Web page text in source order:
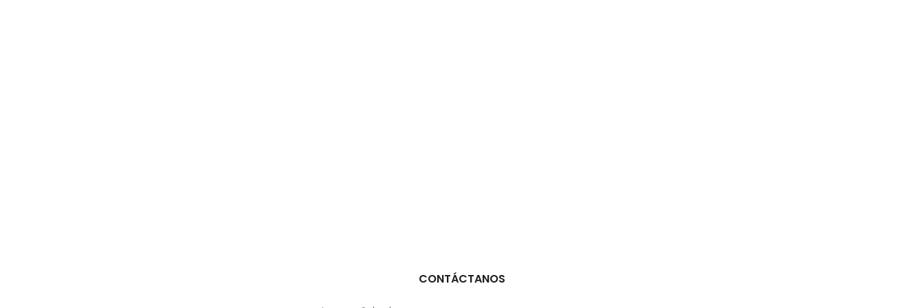
CONTÁCTANOS